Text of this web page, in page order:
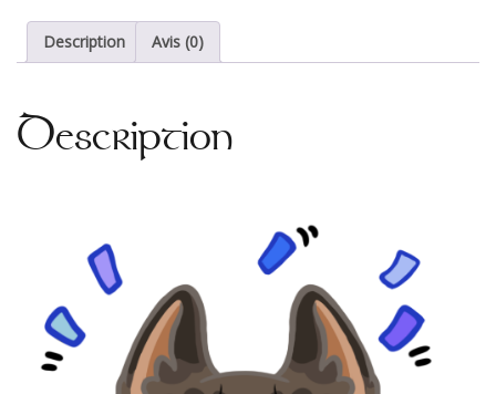
Description Avis (0)
Description